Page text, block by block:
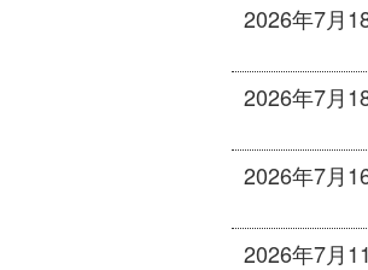
2026年7月
2026年7月
2026年7月
2026年7月